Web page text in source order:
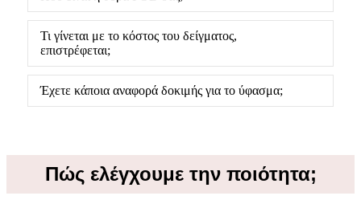
Τι γίνεται με το κόστος του δείγματος,
επιστρέφεται;
Έχετε κάποια αναφορά δοκιμής για το ύφασμα;
Πώς ελέγχουμε την ποιότητα;